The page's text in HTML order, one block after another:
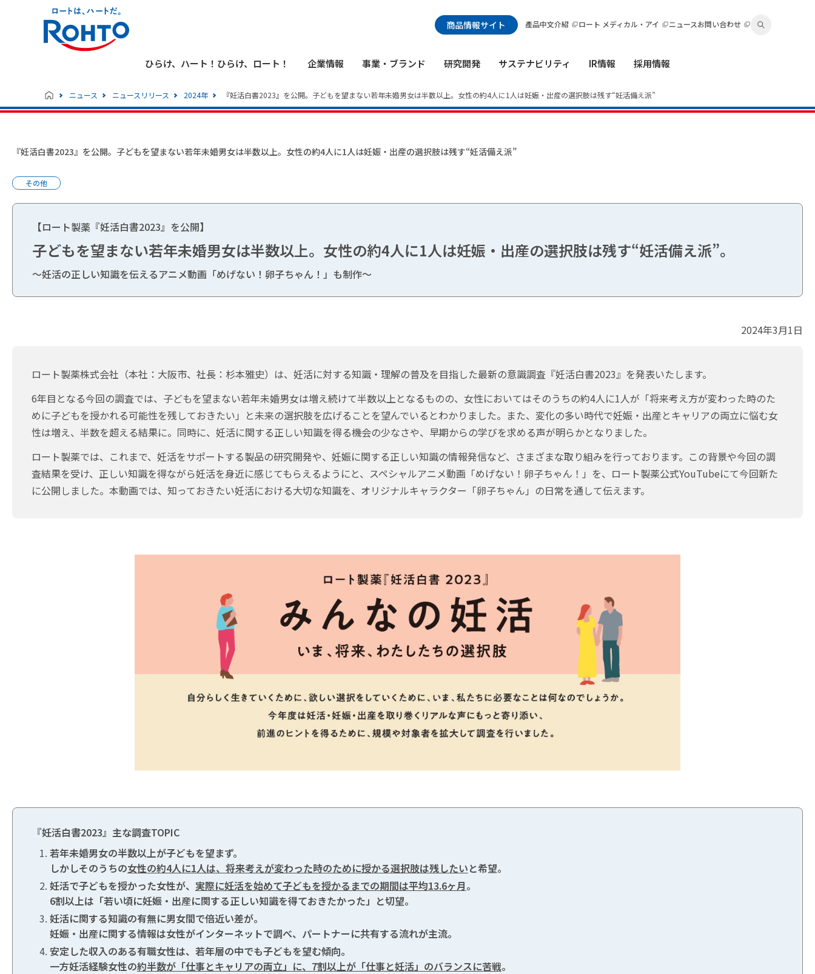
商品情報サイト 產品中文介紹 ロート メディカル・アイ ニュースお問い合わせ
検索メニュー
ひらけ、ハート！ひらけ、ロート！ 企業情報 事業・ブランド 研究開発 サステナビリティ IR情報 採用情報
ニュース ニュースリリース 2024年 『妊活白書2023』を公開。子どもを望まない若年未婚男女は半数以上。女性の約4人に1人は妊娠・出産の選択肢は残す“妊活備え派”
『妊活白書2023』を公開。子どもを望まない若年未婚男女は半数以上。女性の約4人に1人は妊娠・出産の選択肢は残す“妊活備え派”
その他
【ロート製薬『妊活白書2023』を公開】
子どもを望まない若年未婚男女は半数以上。女性の約4人に1人は妊娠・出産の選択肢は残す“妊活備え派”。
～妊活の正しい知識を伝えるアニメ動画「めげない！卵子ちゃん！」も制作～
2024年3月1日
ロート製薬株式会社（本社：大阪市、社長：杉本雅史）は、妊活に対する知識・理解の普及を目指した最新の意識調査『妊活白書2023』を発表いたします。
6年目となる今回の調査では、子どもを望まない若年未婚男女は増え続けて半数以上となるものの、女性においてはそのうちの約4人に1人が「将来考え方が変わった時のた
めに子どもを授かれる可能性を残しておきたい」と未来の選択肢を広げることを望んでいるとわかりました。また、変化の多い時代で妊娠・出産とキャリアの両立に悩む女
性は増え、半数を超える結果に。同時に、妊活に関する正しい知識を得る機会の少なさや、早期からの学びを求める声が明らかとなりました。
ロート製薬では、これまで、妊活をサポートする製品の研究開発や、妊娠に関する正しい知識の情報発信など、さまざまな取り組みを行っております。この背景や今回の調
査結果を受け、正しい知識を得ながら妊活を身近に感じてもらえるようにと、スペシャルアニメ動画「めげない！卵子ちゃん！」を、ロート製薬公式YouTubeにて今回新た
に公開しました。本動画では、知っておきたい妊活における大切な知識を、オリジナルキャラクター「卵子ちゃん」の日常を通して伝えます。
『妊活白書2023』主な調査TOPIC
若年未婚男女の半数以上が子どもを望まず。
しかしそのうちの女性の約4人に1人は、将来考えが変わった時のために授かる選択肢は残したいと希望。
妊活で子どもを授かった女性が、 実際に妊活を始めて子どもを授かるまでの期間は平均13.6ヶ月。
6割以上は「若い頃に妊娠・出産に関する正しい知識を得ておきたかった」と切望。
妊活に関する知識の有無に男女間で倍近い差が。
妊娠・出産に関する情報は女性がインターネットで調べ、パートナーに共有する流れが主流。
安定した収入のある有職女性は、若年層の中でも子どもを望む傾向。
一方妊活経験女性の約半数が「仕事とキャリアの両立」に、7割以上が「仕事と妊活」のバランスに苦戦。